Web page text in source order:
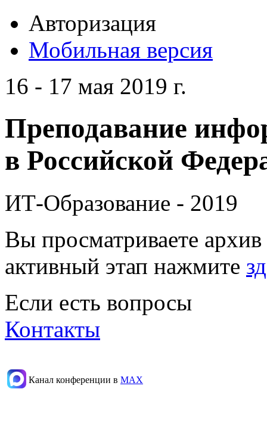
Авторизация
Мобильная версия
16 - 17 мая 2019 г.
Преподавание
в Российской
ИТ-Образование - 2019
Вы просматриваете
активный этап нажмите
Если есть вопросы
Контакты
Канал конференции в МАХ